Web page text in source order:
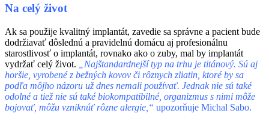
Na celý život
Ak sa použije kvalitný implantát, zavedie sa správne a pacient bude
dodržiavať dôslednú a pravidelnú domácu aj profesionálnu
starostlivosť o implantát, rovnako ako o zuby, mal by implantát
vydržať celý život.
„Najštandardnejší typ na trhu je titánový. Sú aj
horšie, vyrobené z bežných kovov či rôznych zliatin, ktoré by sa
podľa môjho názoru už dnes nemali používať. Jednak nie sú také
odolné a tiež nie sú také biokompatibilné, organizmus s nimi môže
bojovať, môžu vzniknúť rôzne alergie,“ upozorňuje Michal Sabo.